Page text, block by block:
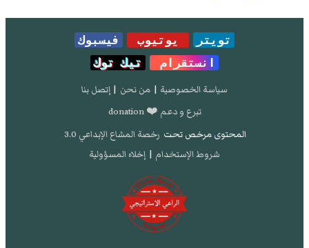
تويتر يوتيوب
فيسبوك
انستقرام
تيك توك
سياسة الخصوصية | من نحن | إتصل بنا
تبرع و دعم ❤️ donation
المحتوى مرخص تحت رخصة المشاع الإبداعي 3.0
شروط الإستخدام | إخلاء المسؤولية